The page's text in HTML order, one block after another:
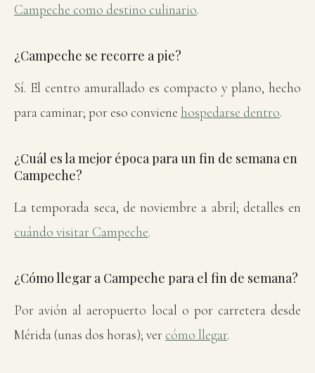
Campeche como destino culinario.
¿Campeche se recorre a pie?
Sí. El centro amurallado es compacto y plano, hecho
para caminar; por eso conviene hospedarse dentro.
¿Cuál es la mejor época para un fin de semana en
Campeche?
La temporada seca, de noviembre a abril; detalles en
cuándo visitar Campeche.
¿Cómo llegar a Campeche para el fin de semana?
Por avión al aeropuerto local o por carretera desde
Mérida (unas dos horas); ver cómo llegar.